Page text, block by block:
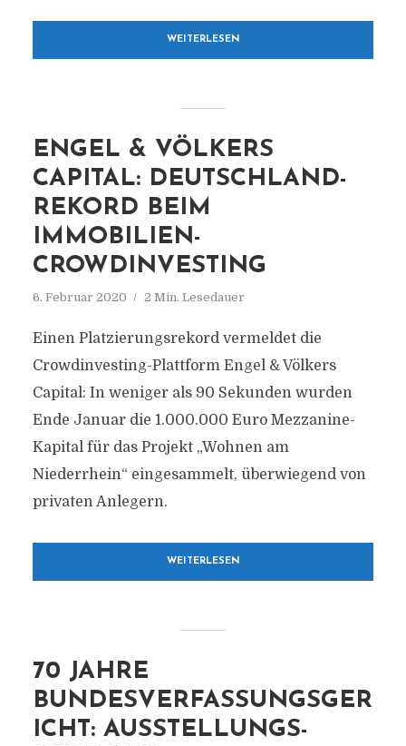
WEITERLESEN
ENGEL & VÖLKERS
CAPITAL: DEUTSCHLAND-
REKORD BEIM
IMMOBILIEN-
CROWDINVESTING
6. Februar 2020 2 Min. Lesedauer
Einen Platzierungsrekord vermeldet die
Crowdinvesting-Plattform Engel & Völkers
Capital: In weniger als 90 Sekunden wurden
Ende Januar die 1.000.000 Euro Mezzanine-
Kapital für das Projekt „Wohnen am
Niederrhein“ eingesammelt, überwiegend von
privaten Anlegern.
WEITERLESEN
70 JAHRE
BUNDESVERFASSUNGSGER
ICHT: AUSSTELLUNGS-